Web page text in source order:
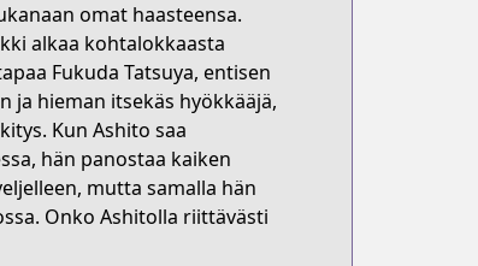
omat haasteensa.
alkaa kohtalokkaasta
Fukuda Tatsuya, entisen
ja hieman itsekäs hyökkääjä,
Kun Ashito saa
hän panostaa kaiken
mutta samalla hän
Onko Ashitolla riittävästi